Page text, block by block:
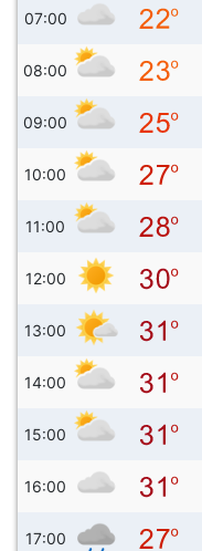
07:00
08:00
09:00
10:00
11:00
12:00
13:00
14:00
15:00
16:00
17:00